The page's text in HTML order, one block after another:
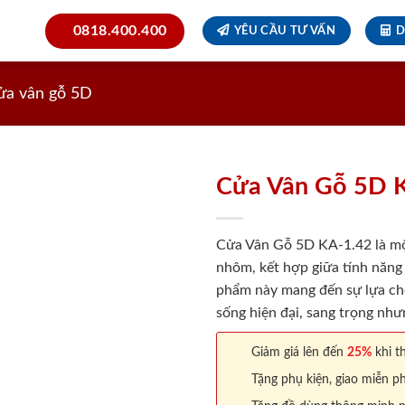
0818.400.400 YÊU CẦU TƯ VẤN
vân gỗ 5D
Cửa Vân Gỗ 5D
Cửa Vân Gỗ 5D KA-1.42 là
nhôm, kết hợp giữa tính
phẩm này mang đến sự lựa
sống hiện đại, sang trọng
Giảm giá lên đến 25% khi
Tặng phụ kiện, giao miễn